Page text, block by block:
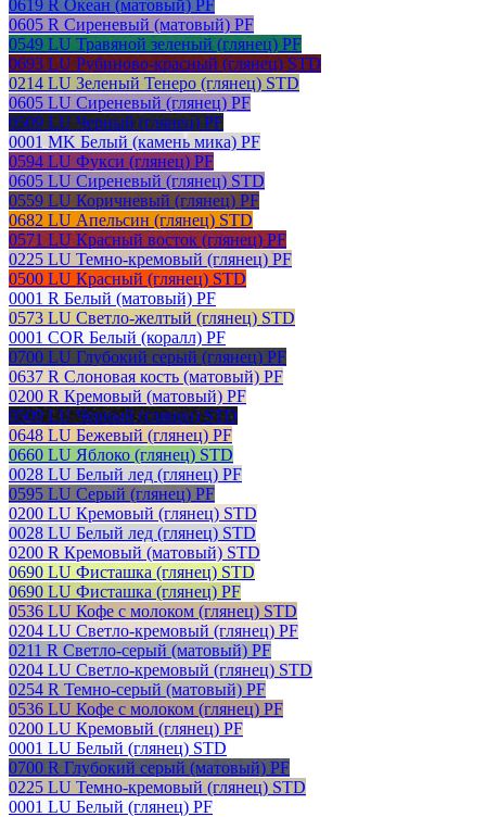
0619 R Океан (матовый) PF
0605 R Сиреневый (матовый) PF
0549 LU Травяной зеленый (глянец) PF
0693 LU Рубиново-красный (глянец) STD
0214 LU Зеленый Тенеро (глянец) STD
0605 LU Сиреневый (глянец) PF
0509 LU Черный (глянец) PF
0001 MK Белый (камень мика) PF
0594 LU Фукси (глянец) PF
0605 LU Сиреневый (глянец) STD
0559 LU Коричневый (глянец) PF
0682 LU Апельсин (глянец) STD
0571 LU Красный восток (глянец) PF
0225 LU Темно-кремовый (глянец) PF
0500 LU Красный (глянец) STD
0001 R Белый (матовый) PF
0573 LU Светло-желтый (глянец) STD
0001 COR Белый (коралл) PF
0700 LU Глубокий серый (глянец) PF
0637 R Слоновая кость (матовый) PF
0200 R Кремовый (матовый) PF
0509 LU Черный (глянец) STD
0648 LU Бежевый (глянец) PF
0660 LU Яблоко (глянец) STD
0028 LU Белый лед (глянец) PF
0595 LU Серый (глянец) PF
0200 LU Кремовый (глянец) STD
0028 LU Белый лед (глянец) STD
0200 R Кремовый (матовый) STD
0690 LU Фисташка (глянец) STD
0690 LU Фисташка (глянец) PF
0536 LU Кофе с молоком (глянец) STD
0204 LU Светло-кремовый (глянец) PF
0211 R Светло-серый (матовый) PF
0204 LU Светло-кремовый (глянец) STD
0254 R Темно-серый (матовый) PF
0536 LU Кофе с молоком (глянец) PF
0200 LU Кремовый (глянец) PF
0001 LU Белый (глянец) STD
0700 R Глубокий серый (матовый) PF
0225 LU Темно-кремовый (глянец) STD
0001 LU Белый (глянец) PF